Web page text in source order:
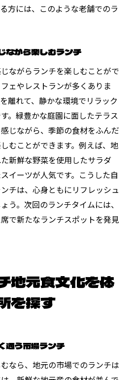
方には、このような老舗でのラ
ながら楽しむランチ
ながらランチを楽しむことがで
ェやレストランが多くありま
離れて、静かな環境でリラック
。緑豊かな庭園に面したテラス
じながら、季節の食材をふんだ
むことができます。例えば、地
新鮮な野菜を使用したサラダ
イーツが人気です。こうした自
チは、心身ともにリフレッシュ
う。次回のランチタイムには、
で新たなランチスポットを発見
地元食文化を体
を探す
通う市場ランチ
なら、地元の市場でのランチは